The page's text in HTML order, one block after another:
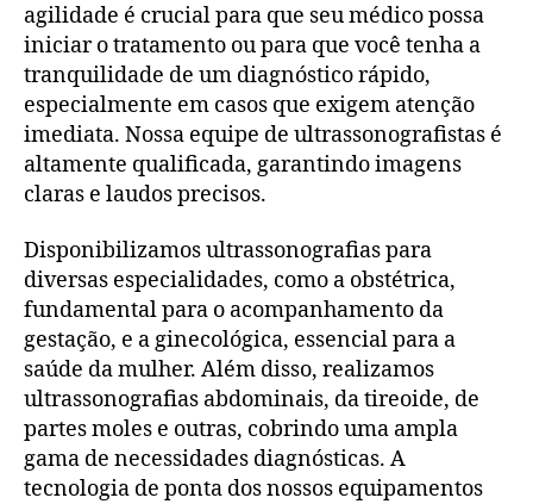
agilidade é crucial para que seu médico possa
iniciar o tratamento ou para que você tenha a
tranquilidade de um diagnóstico rápido,
especialmente em casos que exigem atenção
imediata. Nossa equipe de ultrassonografistas é
altamente qualificada, garantindo imagens
claras e laudos precisos.
Disponibilizamos ultrassonografias para
diversas especialidades, como a obstétrica,
fundamental para o acompanhamento da
gestação, e a ginecológica, essencial para a
saúde da mulher. Além disso, realizamos
ultrassonografias abdominais, da tireoide, de
partes moles e outras, cobrindo uma ampla
gama de necessidades diagnósticas. A
tecnologia de ponta dos nossos equipamentos